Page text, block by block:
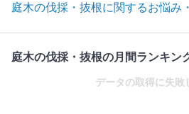
庭木の伐採・抜根に関するお悩み
庭木の伐採・抜根の月間ランキン
データの取得に失敗